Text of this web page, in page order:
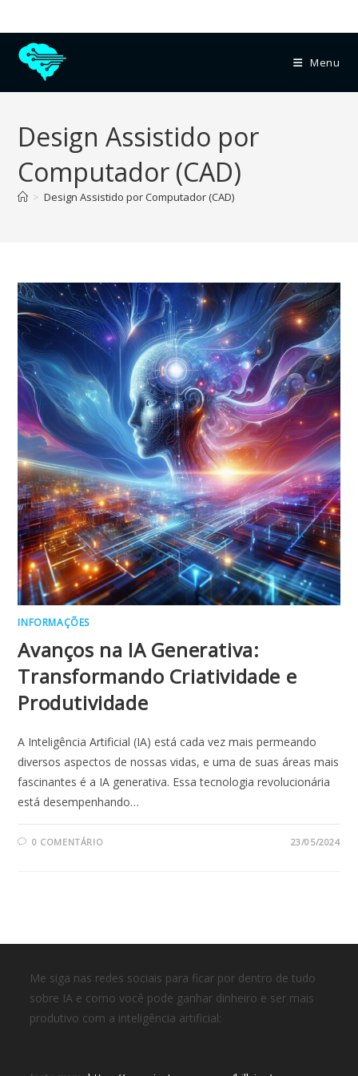
Menu
Design Assistido por
Computador (CAD)
> Design Assistido por Computador (CAD)
INFORMAÇÕES
Avanços na IA Generativa:
Transformando Criatividade e
Produtividade
A Inteligência Artificial (IA) está cada vez mais permeando
diversos aspectos de nossas vidas, e uma de suas áreas mais
fascinantes é a IA generativa. Essa tecnologia revolucionária
está desempenhando…
0 COMENTÁRIO 23/05/2024
Me siga nas redes sociais para ficar por dentro de tudo
sobre IA e como você pode ganhar dinheiro e ser mais
produtivo com a inteligência artificial: